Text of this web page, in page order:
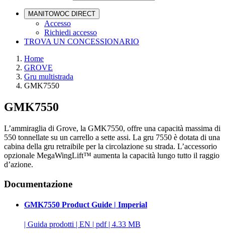
MANITOWOC DIRECT
Accesso
Richiedi accesso
TROVA UN CONCESSIONARIO
Home
GROVE
Gru multistrada
GMK7550
GMK7550
L’ammiraglia di Grove, la GMK7550, offre una capacità massima di
550 tonnellate su un carrello a sette assi. La gru 7550 è dotata di una
cabina della gru retraibile per la circolazione su strada. L’accessorio
opzionale MegaWingLift™ aumenta la capacità lungo tutto il raggio
d’azione.
Documentazione
GMK7550 Product Guide | Imperial
| Guida prodotti | EN | pdf | 4.33 MB